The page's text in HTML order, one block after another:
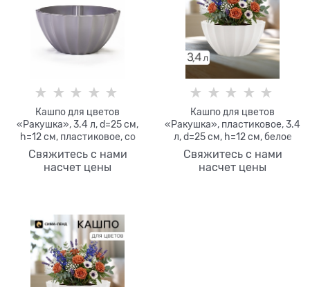
Кашпо для цветов
«Ракушка», 3.4 л, d=25 см,
h=12 см, пластиковое, со
Свяжитесь с нами
насчет цены
Кашпо для цветов
«Ракушка», пластиковое, 3.4
л, d=25 см, h=12 см, белое
Свяжитесь с нами
насчет цены